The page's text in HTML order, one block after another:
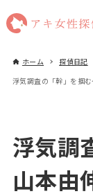
ホーム
探偵日記
浮気調査の「幹」を掴
浮気調
山本由